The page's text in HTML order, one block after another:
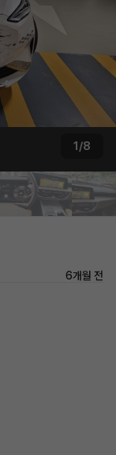
1/8
6개월 전